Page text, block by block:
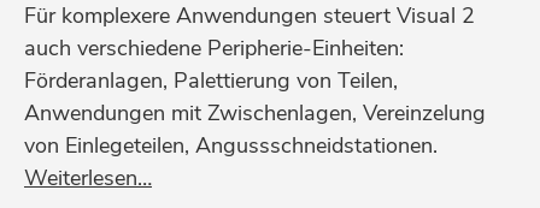
Für komplexere Anwendungen steuert Visual 2
auch verschiedene Peripherie-Einheiten:
Förderanlagen, Palettierung von Teilen,
Anwendungen mit Zwischenlagen, Vereinzelung
von Einlegeteilen, Angussschneidstationen.
Weiterlesen…